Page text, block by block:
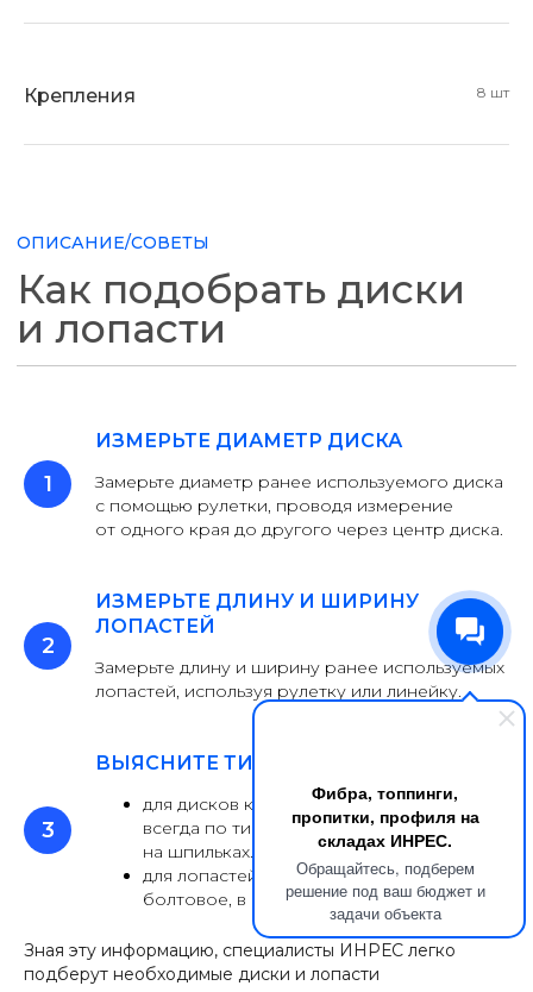
Фибра, топпинги,
пропитки, профиля на
складах ИНРЕС.
Обращайтесь, подберем
решение под ваш бюджет и
задачи объекта
Крепления 8 шт
ИЗМЕРЬТЕ ДИАМЕТР ДИСКА
Замерьте диаметр ранее используемого диска
с помощью рулетки, проводя измерение
от одного края до другого через центр диска.
ИЗМЕРЬТЕ ДЛИНУ И ШИРИНУ
ЛОПАСТЕЙ
Замерьте длину и ширину ранее используемых
лопастей, используя рулетку или линейку.
ВЫЯСНИТЕ ТИП КРЕПЛЕНИЯ
для дисков крепление практически
всегда по типу паз, в редких случаях
на шпильках.
для лопастей чаще всего крепление
болтовое, в редких случаях шплинтовое.
Зная эту информацию, специалисты ИНРЕС легко
подберут необходимые диски и лопасти
ЗАМЕНА
Как определить,
старые диски
и лопасти на новые